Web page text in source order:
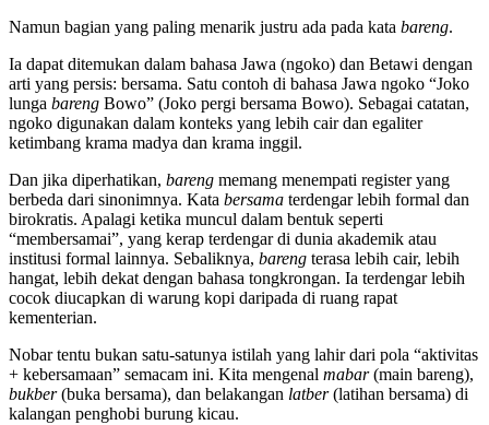
Namun bagian yang paling menarik justru ada pada kata bareng.
Ia dapat ditemukan dalam bahasa Jawa (ngoko) dan Betawi dengan
arti yang persis: bersama. Satu contoh di bahasa Jawa ngoko “Joko
lunga bareng Bowo” (Joko pergi bersama Bowo). Sebagai catatan,
ngoko digunakan dalam konteks yang lebih cair dan egaliter
ketimbang krama madya dan krama inggil.
Dan jika diperhatikan, bareng memang menempati register yang
berbeda dari sinonimnya. Kata bersama terdengar lebih formal dan
birokratis. Apalagi ketika muncul dalam bentuk seperti
“membersamai”, yang kerap terdengar di dunia akademik atau
institusi formal lainnya. Sebaliknya, bareng terasa lebih cair, lebih
hangat, lebih dekat dengan bahasa tongkrongan. Ia terdengar lebih
cocok diucapkan di warung kopi daripada di ruang rapat
kementerian.
Nobar tentu bukan satu-satunya istilah yang lahir dari pola “aktivitas
+ kebersamaan” semacam ini. Kita mengenal mabar(main bareng),
bukber(buka bersama), dan belakangan latber(latihan bersama) di
kalangan penghobi burung kicau.